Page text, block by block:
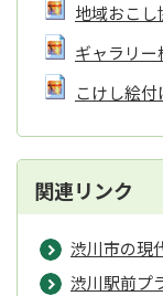
地域おこし
ギャラリー
こけし絵付
関連リンク
渋川市の現
渋川駅前プ